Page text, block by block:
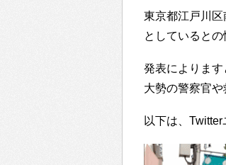
東京都江戸川区
としているとの
発表によります
大勢の警察官や
以下は、